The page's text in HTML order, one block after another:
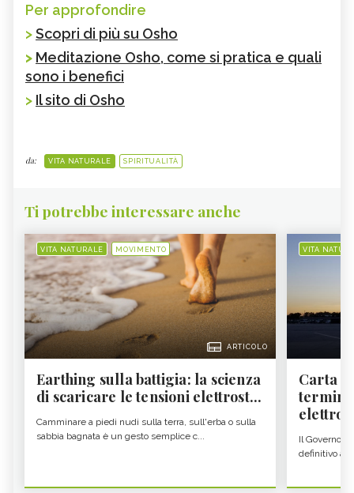
Per approfondire
>Scopri di più su Osho
> Meditazione Osho, come si pratica e quali
sono i benefici
> Il sito di Osho
da: VITA NATURALE SPIRITUALITÀ
Ti potrebbe interessare anche
VITA NATURALE MOVIMENTO
ARTICOLO
Earthing sulla battigia: la scienza
di scaricare le tensioni elettrost...
Camminare a piedi nudi sulla terra, sull'erba o sulla
sabbia bagnata è un gesto semplice c...
VITA
Carta
Il Governo
definitivo